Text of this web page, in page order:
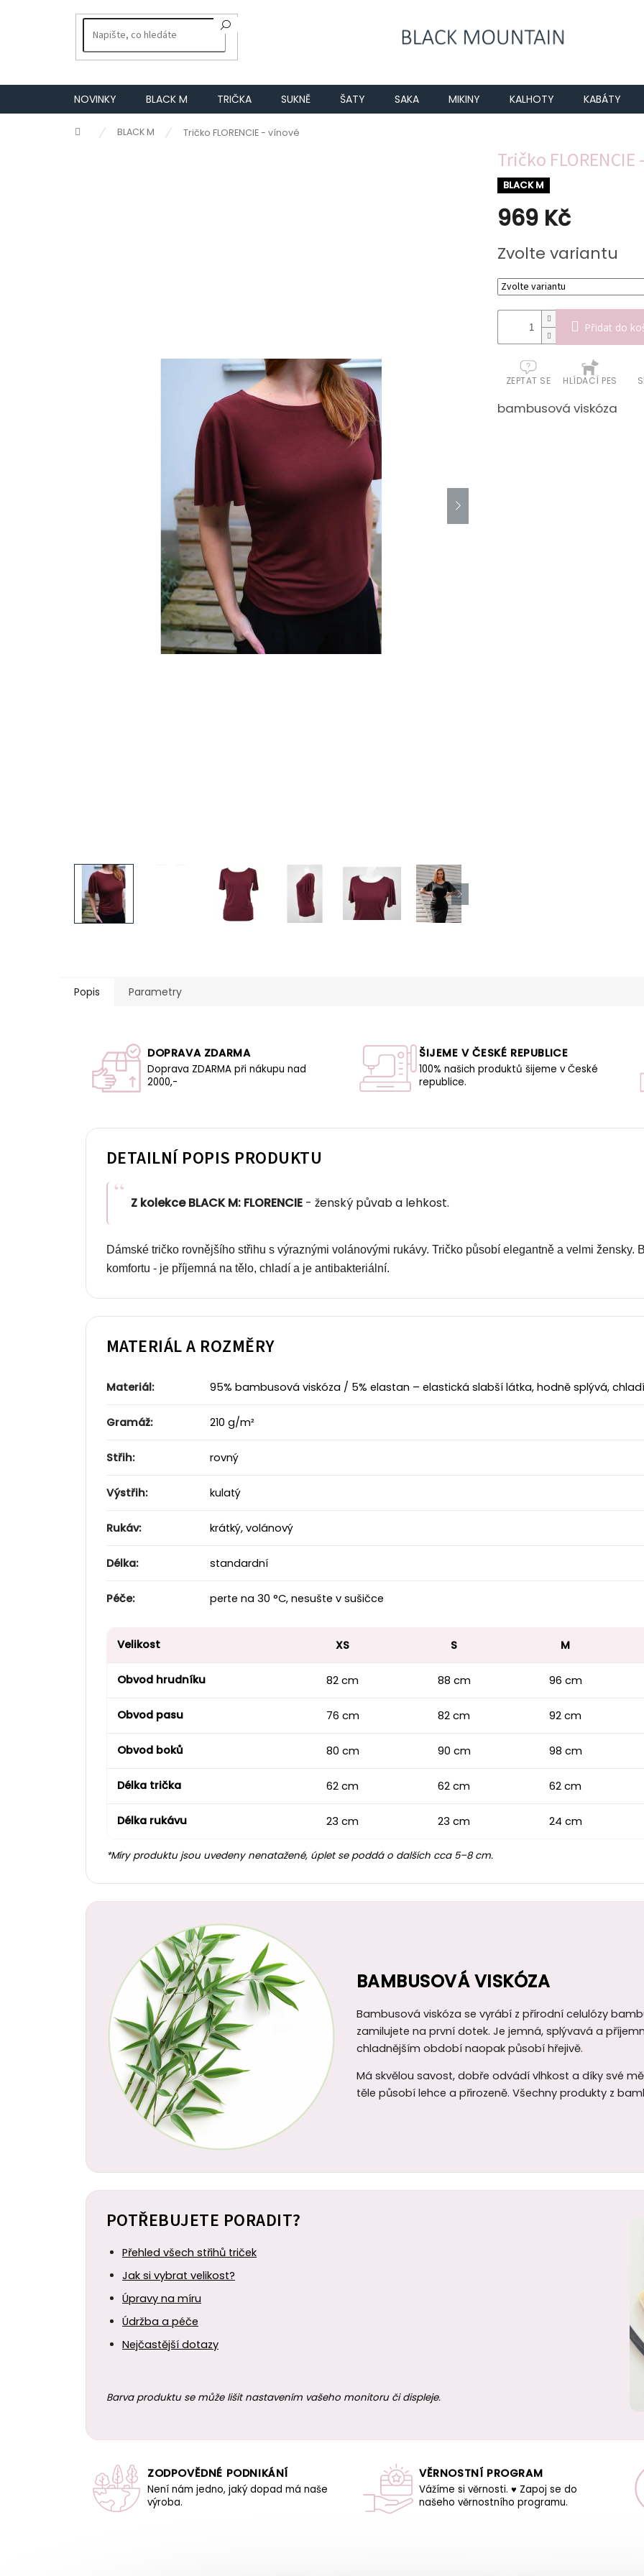
NOVINKY BLACK M TRIČKA SUKNĚ ŠATY SAKA MIKINY KALHOTY KABÁTY
Domů BLACK M Tričko FLORENCIE - vínové
Tričko
BLACK M
969 Kč
cena:
Zvolte variantu
Přidat do
ZEPTAT SE HLÍDACÍ PES
bambusová viskóza
Popis Parametry
DOPRAVA ZDARMA
Doprava ZDARMA při nákupu nad
2000,-
ŠIJEME V ČESKÉ REPUBLICE
100% našich produktů šijeme v České
republice.
DETAILNÍ POPIS PRODUKTU
Z kolekce BLACK M: FLORENCIE - ženský půvab a lehkost.
Dámské tričko rovnějšího střihu s výraznými volánovými rukávy. Tričko působí elegantně a velmi žensky.
komfortu - je příjemná na tělo, chladí a je antibakteriální.
MATERIÁL A ROZMĚRY
Materiál: 95% bambusová viskóza / 5% elastan – elastická slabší látka, hodně splývá, chladí
Gramáž: 210 g/m²
Střih: rovný
Výstřih: kulatý
Rukáv: krátký, volánový
Délka: standardní
Péče: perte na 30 °C, nesušte v sušičce
Velikost XS S M
Obvod hrudníku 82 cm 88 cm 96 cm
Obvod pasu 76 cm 82 cm 92 cm
Obvod boků 80 cm 90 cm 98 cm
Délka trička 62 cm 62 cm 62 cm
Délka rukávu 23 cm 23 cm 24 cm
*Míry produktu jsou uvedeny nenatažené, úplet se poddá o dalších cca 5–8 cm.
BAMBUSOVÁ VISKÓZA
Bambusová viskóza se vyrábí z přírodní celulózy
zamilujete na první dotek. Je jemná, splývavá a
chladnějším období naopak působí hřejivě.
Má skvělou savost, dobře odvádí vlhkost a díky své
těle působí lehce a přirozeně. Všechny produkty z
POTŘEBUJETE PORADIT?
Přehled všech střihů triček
Jak si vybrat velikost?
Úpravy na míru
Údržba a péče
Nejčastější dotazy
Barva produktu se může lišit nastavením vašeho monitoru či displeje.
ZODPOVĚDNÉ PODNIKÁNÍ
Není nám jedno, jaký dopad má naše
výroba.
VĚRNOSTNÍ PROGRAM
Vážíme si věrnosti. ♥ Zapoj se do
našeho věrnostního programu.